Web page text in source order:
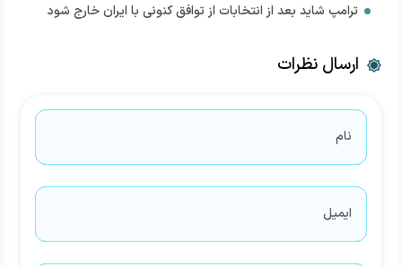
ترامپ شاید بعد از انتخابات از توافق کنونی با ایران خارج شود
ارسال نظرات